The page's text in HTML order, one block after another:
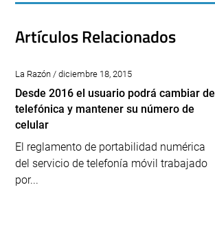
Artículos Relacionados
La Razón / diciembre 18, 2015
Desde 2016 el usuario podrá cambiar de
telefónica y mantener su número de
celular
El reglamento de portabilidad numérica
del servicio de telefonía móvil trabajado
por...